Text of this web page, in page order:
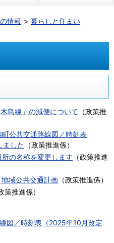
情報
暮らしと住まい
島線」の減便について （政策推
町公共交通路線図／時刻表
ました （政策推進係）
の名称を変更します （政策推進
域公共交通計画 （政策推進係）
策推進係）
図／時刻表（2025年10月改定